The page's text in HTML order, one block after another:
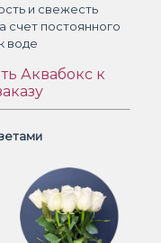
и свежесть
счет постоянного
воде
Аквабокс к